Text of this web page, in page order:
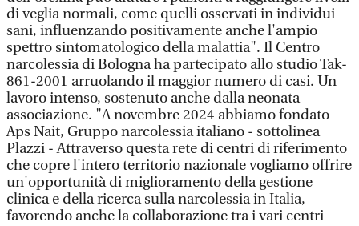
di veglia normali, come quelli osservati in individui
sani, influenzando positivamente anche l'ampio
spettro sintomatologico della malattia". Il Centro
narcolessia di Bologna ha partecipato allo studio Tak-
861-2001 arruolando il maggior numero di casi. Un
lavoro intenso, sostenuto anche dalla neonata
associazione. "A novembre 2024 abbiamo fondato
Aps Nait, Gruppo narcolessia italiano - sottolinea
Plazzi - Attraverso questa rete di centri di riferimento
che copre l'intero territorio nazionale vogliamo offrire
un'opportunità di miglioramento della gestione
clinica e della ricerca sulla narcolessia in Italia,
favorendo anche la collaborazione tra i vari centri